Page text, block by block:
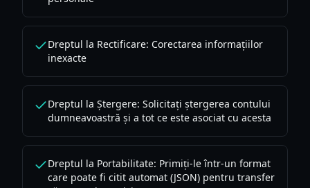
Dreptul la Rectificare: Corectarea informațiilor
inexacte
Dreptul la Ștergere: Solicitați ștergerea contului
dumneavoastră și a tot ce este asociat cu acesta
Dreptul la Portabilitate: Primiți-le într-un format
care poate fi citit automat (JSON) pentru transfer